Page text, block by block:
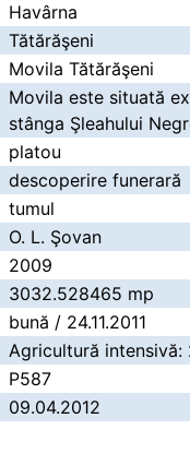
Havârna
Tătărăşeni
Movila Tătărăşeni
Movila este situată
stânga Şleahului
platou
descoperire funerară
tumul
O. L. Şovan
2009
3032.528465 mp
bună / 24.11.2011
Agricultură intensivă:
P587
09.04.2012